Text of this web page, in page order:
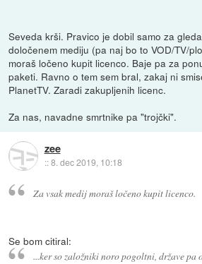
Seveda krši. Pravico je dobil samo za
določenem mediju (pa naj bo to VOD/TV/
moraš ločeno kupit licenco. Baje pa za
paketi. Ravno o tem sem bral, zakaj ni
PlanetTV. Zaradi zakupljenih licenc.
Za nas, navadne smrtnike pa "trojčki".
zee
::8. dec 2019, 10:18
Za vsak medij moraš ločeno kupit licenco.
Se bom citiral:
...ker so založniki noro pogoltni, države pa